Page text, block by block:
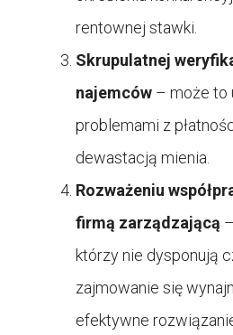
rentownej stawki.
Skrupulatnej
najemców – może to
problemami z
dewastacją mienia.
Rozważeniu
firmą zarządzającą
którzy nie dysponują
zajmowanie się
efektywne